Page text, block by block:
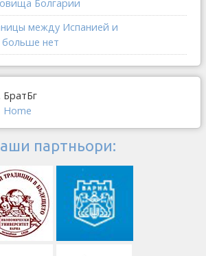
Болгарии
между Испанией и
нет
Home
партньори: